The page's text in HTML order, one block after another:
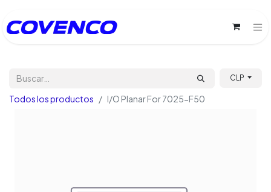
CLP
Todos los productos I/O Planar For 7025-F50